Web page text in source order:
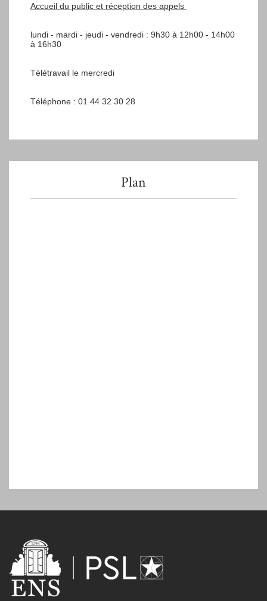
Accueil du public et réception des appels
lundi - mardi - jeudi - vendredi : 9h30 à 12h00 - 14h00
à 16h30
Télétravail le mercredi
Téléphone : 01 44 32 30 28
Plan